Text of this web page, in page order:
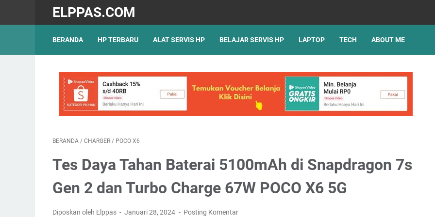
ELPPAS.COM
BERANDA HP TERBARU ALAT SERVIS HP BELAJAR SERVIS HP LAPTOP TECH ABOUT ME
BERANDA / CHARGER / POCO X6
Tes Daya Tahan Baterai 5100mAh di Snapdragon 7s
Gen 2 dan Turbo Charge 67W POCO X6 5G
Diposkan oleh Elppas Januari 28, 2024 Posting Komentar